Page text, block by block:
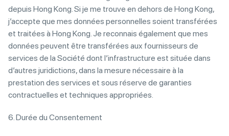
depuis Hong Kong. Si je me trouve en dehors de Hong Kong,
j’accepte que mes données personnelles soient transférées
et traitées à Hong Kong. Je reconnais également que mes
données peuvent être transférées aux fournisseurs de
services de la Société dont l’infrastructure est située dans
d’autres juridictions, dans la mesure nécessaire à la
prestation des services et sous réserve de garanties
contractuelles et techniques appropriées.
6. Durée du Consentement